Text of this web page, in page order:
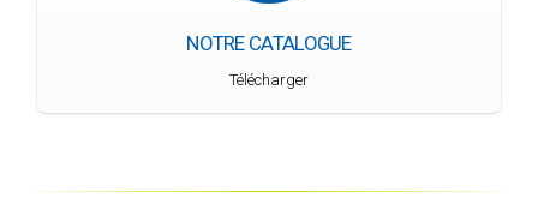
NOTRE CATALOGUE
Télécharger